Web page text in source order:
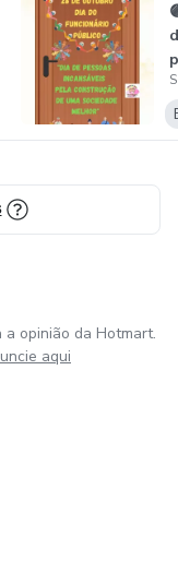
opinião da Hotmart.
aqui